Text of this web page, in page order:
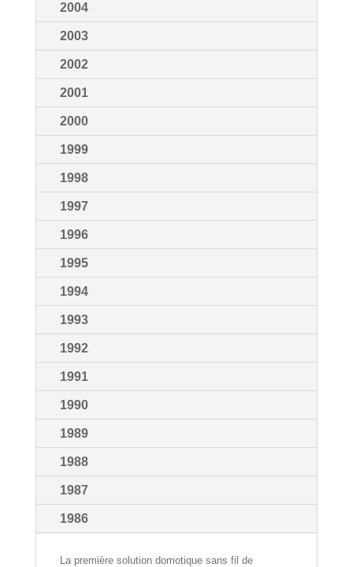
2004
2003
2002
2001
2000
1999
1998
1997
1996
1995
1994
1993
1992
1991
1990
1989
1988
1987
1986
La première solution domotique sans fil de